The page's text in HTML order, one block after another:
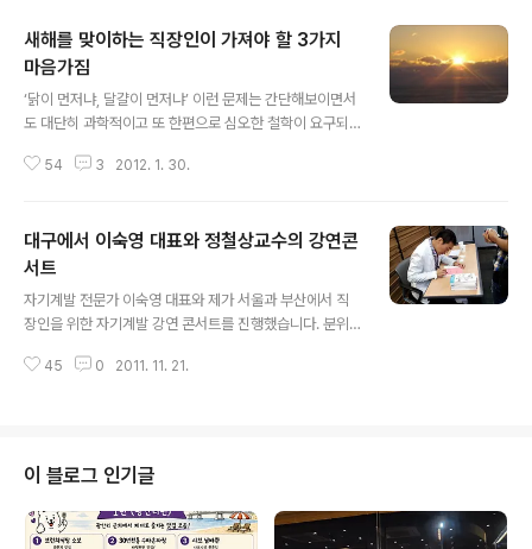
새해를 맞이하는 직장인이 가져야 할 3가지
마음가짐
‘닭이 먼저냐, 달걀이 먼저냐’ 이런 문제는 간단해보이면서
도 대단히 과학적이고 또 한편으로 심오한 철학이 요구되
먼저냐 하는 직장인의 문제에서도 마찬가지다. 개인의 입
그리 간단한 문제가 아닐 수도 있다. 기업의 제품을 사용하
는 소비자들은 품질도 좋고, 가격도 저렴한 상품을 원한다.
게다가 공정성과 공익성까지 요구한다. 이러한 소비자의
이중성은 난감한 문제이지만 기업이 풀어야 할 숙제이기도
받고 자신의 가치를 보수나 직급으로 보상받고 싶어 한다.
54 3 2012. 1. 30.
대구에서 이숙영 대표와 정철상교수의 강연콘
서트
자기계발 전문가 이숙영 대표와 제가 서울과 부산에서 직
장인을 위한 자기계발 강연 콘서트를 진행했습니다. 분위
구에서도 개최하오니 많은 분들의 적극적인 참여를 기대합
가 취소될 수도 있습니다-_-;;; 행사신청 : http://www.lin
know.kr/event/1009372 자기계발 명강사 2인이 뭉쳤
다! 여성으로서 국내 최초의 자기계발 전문가로 명성을 떨
치고 있는 이숙영 대표와 서른 번의 직업을 바꾸며 커리어
45 0 2011. 11. 21.
이 블로그 인기글